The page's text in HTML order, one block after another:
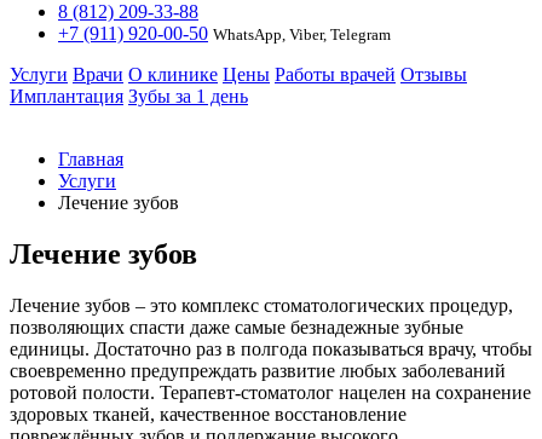
8 (812) 209-33-88
+7 (911) 920-00-50 WhatsApp, Viber, Telegram
Услуги Врачи О клинике Цены Работы врачей Отзывы
Имплантация Зубы за 1 день
Главная
Услуги
Лечение зубов
Лечение зубов
Лечение зубов – это комплекс стоматологических процедур,
позволяющих спасти даже самые безнадежные зубные
единицы. Достаточно раз в полгода показываться врачу, чтобы
своевременно предупреждать развитие любых заболеваний
ротовой полости. Терапевт-стоматолог нацелен на сохранение
здоровых тканей, качественное восстановление